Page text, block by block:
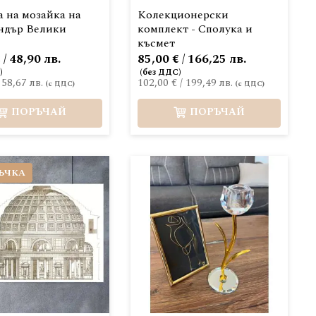
на мозайка на
Велики
58,67 лв.
48,90 лв.
ПОРЪЧАЙ
Колекционерски
комплект - Сполука и
късмет
102,00 €/ 199,49 лв.
85,00 € / 166,25 лв.
ПОРЪЧАЙ